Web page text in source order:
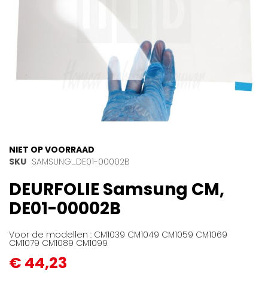
Ga
naar
begin
van
de
gallerij
NIET OP VOORRAAD
SKU SAMSUNG_DE01-00002B
DEURFOLIE Samsung CM,
DE01-00002B
Voor de modellen : CM1039 CM1049 CM1059 CM1069
CM1079 CM1089 CM1099
€ 44,23